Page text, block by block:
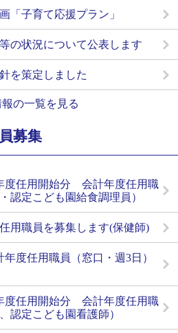
「子育て応援プラン」
の状況について公表します
を策定しました
報の一覧を見る
募集
度任用開始分 会計年度任用職
認定こども園給食調理員）
用職員を募集します(保健師)
年度任用職員（窓口・週3日）
度任用開始分 会計年度任用職
認定こども園看護師）